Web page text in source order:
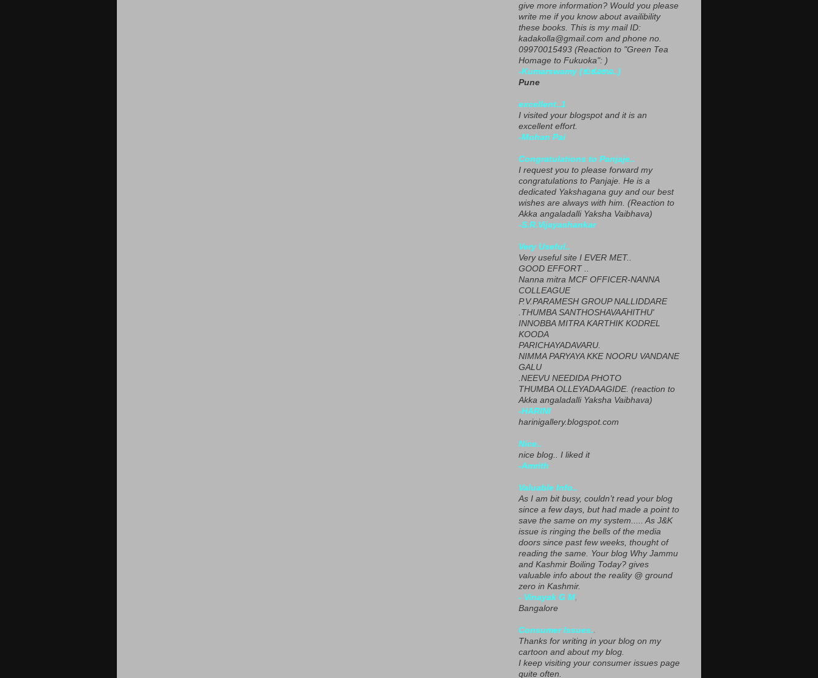
give more information? Would you please
write me if you know about availibility
these books. This is my mail ID:
kadakolla@gmail.com and phone no.
09970015493 (Reaction to "Green Tea
Homage to Fukuoka": )
-Kumarswamy (ಕುಕೂಊ..)
Pune
excellent..1
I visited your blogspot and it is an
excellent effort.
-Mohan Pai
Congratulations to Panjaje..
I request you to please forward my
congratulations to Panjaje. He is a
dedicated Yakshagana guy and our best
wishes are always with him. (Reaction to
Akka angaladalli Yaksha Vaibhava)
-S.R.Vijayashankar
Very Useful..
Very useful site I EVER MET..
GOOD EFFORT ..
Nanna mitra MCF OFFICER-NANNA
COLLEAGUE
P.V.PARAMESH GROUP NALLIDDARE
.THUMBA SANTHOSHAVAAHITHU'
INNOBBA MITRA KARTHIK KODREL
KOODA
PARICHAYADAVARU.
NIMMA PARYAYA KKE NOORU VANDANE
GALU
.NEEVU NEEDIDA PHOTO
THUMBA OLLEYADAAGIDE. (reaction to
Akka angaladalli Yaksha Vaibhava)
-HARINI
harinigallery.blogspot.com
Nice..
nice blog.. I liked it
-Amrith
Valuable Info..
As I am bit busy, couldn’t read your blog
since a few days, but had made a point to
save the same on my system..... As J&K
issue is ringing the bells of the media
doors since past few weeks, thought of
reading the same. Your blog Why Jammu
and Kashmir Boiling Today? gives
valuable info about the reality @ ground
zero in Kashmir.
- Vinayak G M,
Bangalore
Consumer Issues..
Thanks for writing in your blog on my
cartoon and about my blog.
I keep visiting your consumer issues page
quite often.